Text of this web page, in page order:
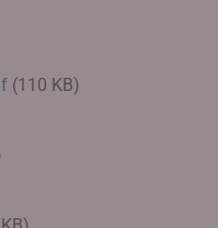
(110 KB)